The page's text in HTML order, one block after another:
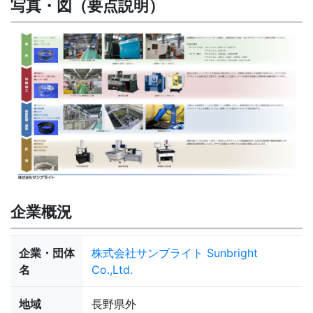
写真・図（要点説明）
企業概況
企業・団体
名
株式会社サンブライト Sunbright
Co.,Ltd.
地域 長野県外